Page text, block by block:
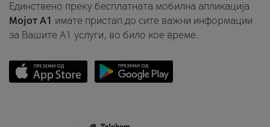
Единствено преку бесплатната мобилна апликација
Мојот A1 имате пристап до сите важни информации
за Вашите A1 услуги, во било кое време.